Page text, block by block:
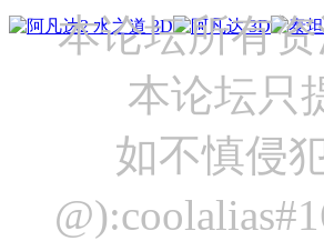
本论坛所有
本论坛只
如不慎侵